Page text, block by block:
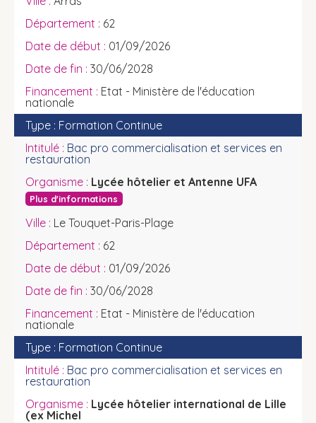
62
01/09/2026
30/06/2028
Etat - Ministère de l'éducation
nationale
Formation Continue
Bac pro commercialisation et services en
restauration
Lycée hôtelier et Antenne UFA
Plus d'informations
Le Touquet-Paris-Plage
62
01/09/2026
30/06/2028
Etat - Ministère de l'éducation
nationale
Formation Continue
Bac pro commercialisation et services en
restauration
Lycée hôtelier international de Lille
(ex Michel